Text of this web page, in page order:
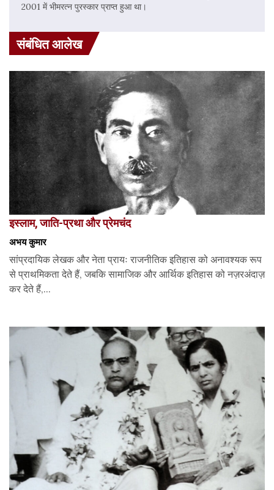
2001 में भीमरत्न पुरस्कार प्राप्त हुआ था।
संबंधित आलेख
इस्लाम, जाति-प्रथा और प्रेमचंद
अभय कुमार
सांप्रदायिक लेखक और नेता प्रायः राजनीतिक इतिहास को अनावश्यक रूप
से प्राथमिकता देते हैं, जबकि सामाजिक और आर्थिक इतिहास को नज़रअंदाज़
कर देते हैं,...